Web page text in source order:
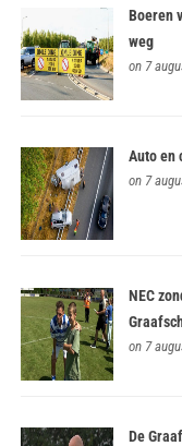
Boeren
weg
on 7
Auto en
on 7
NEC
on 7
De